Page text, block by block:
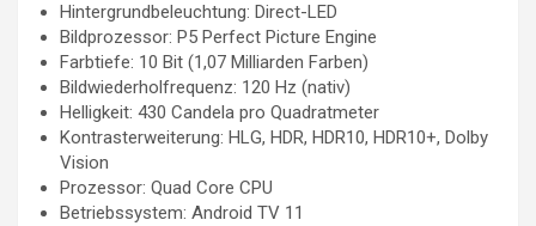
Hintergrundbeleuchtung: Direct-LED
Bildprozessor: P5 Perfect Picture Engine
Farbtiefe: 10 Bit (1,07 Milliarden Farben)
Bildwiederholfrequenz: 120 Hz (nativ)
Helligkeit: 430 Candela pro Quadratmeter
Kontrasterweiterung: HLG, HDR, HDR10, HDR10+, Dolby
Vision
Prozessor: Quad Core CPU
Betriebssystem: Android TV 11